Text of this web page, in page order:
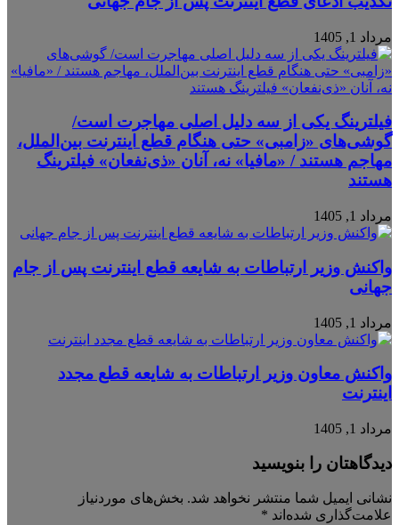
مرداد 1, 1405
فیلترینگ یکی از سه دلیل اصلی مهاجرت است/
گوشی‌های «زامبی» حتی هنگام قطع اینترنت بین‌الملل،
مهاجم هستند / «مافیا» نه، آنان «ذی‌نفعان» فیلترینگ
هستند
مرداد 1, 1405
واکنش وزیر ارتباطات به شایعه قطع اینترنت پس از جام
جهانی
مرداد 1, 1405
واکنش معاون وزیر ارتباطات به شایعه قطع مجدد
اینترنت
مرداد 1, 1405
دیدگاهتان را بنویسید
نشانی ایمیل شما منتشر نخواهد شد. بخش‌های موردنیاز
علامت‌گذاری شده‌اند *